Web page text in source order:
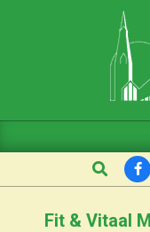
Navigation
Search
Fit & Vitaal